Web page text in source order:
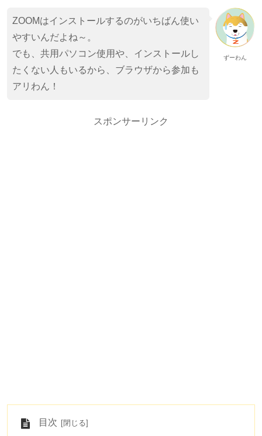
ずーわん
ZOOMはインストールするのがいちばん使い
やすいんだよね～。
でも、共用パソコン使用や、インストールし
たくない人もいるから、ブラウザから参加も
アリわん！
スポンサーリンク
目次